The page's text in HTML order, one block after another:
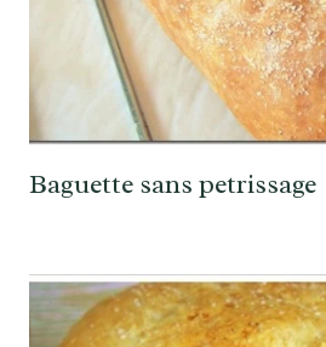
Baguette sans petrissage